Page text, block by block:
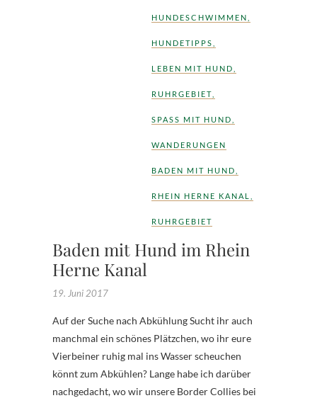
HUNDESCHWIMMEN
HUNDETIPPS
LEBEN MIT HUND
RUHRGEBIET
SPASS MIT HUND
WANDERUNGEN
BADEN MIT HUND
RHEIN HERNE KANAL
RUHRGEBIET
Baden mit Hund im Rhein
Herne Kanal
19. Juni 2017
Auf der Suche nach Abkühlung Sucht ihr auch
manchmal ein schönes Plätzchen, wo ihr eure
Vierbeiner ruhig mal ins Wasser scheuchen
könnt zum Abkühlen? Lange habe ich darüber
nachgedacht, wo wir unsere Border Collies bei